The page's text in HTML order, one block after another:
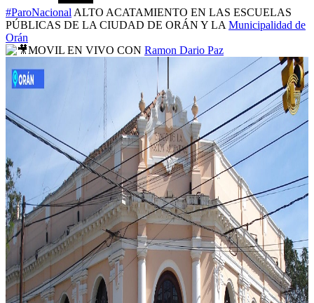
#ParoNacional ALTO ACATAMIENTO EN LAS ESCUELAS
PÚBLICAS DE LA CIUDAD DE ORÁN Y LA Municipalidad de
Orán
MOVIL EN VIVO CON Ramon Dario Paz